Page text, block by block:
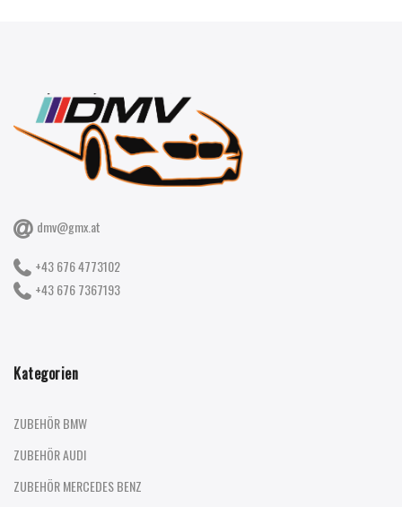
dmv@gmx.at
+43 676 4773102
+43 676 7367193
Kategorien
ZUBEHÖR BMW
ZUBEHÖR AUDI
ZUBEHÖR MERCEDES BENZ